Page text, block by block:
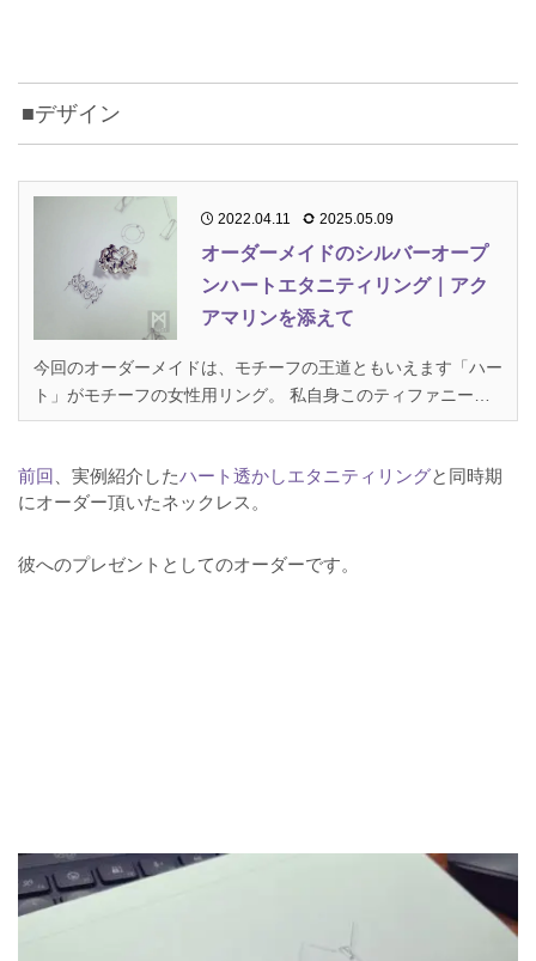
■デザイン
2022.04.11 2025.05.09
オーダーメイドのシルバーオープ
ンハートエタニティリング｜アク
アマリンを添えて
今回のオーダーメイドは、モチーフの王道ともいえます「ハー
ト」がモチーフの女性用リング。 私自身このティファニーの
指輪のようなデザインが気になっています。ハートのデザイン
せんか？それで、彼氏のネックレスにも同じハート柄...
前回 、実例紹介したハート透かしエタニティリングと同時期
にオーダー頂いたネックレス。
彼へのプレゼントとしてのオーダーです。